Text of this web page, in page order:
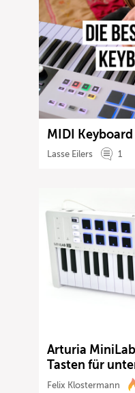
MIDI
Lasse Eilers 1
Arturia
Tasten für
Felix Klostermann